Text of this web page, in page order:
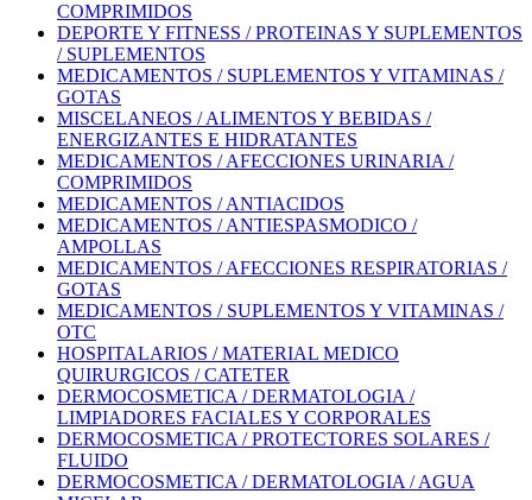
COMPRIMIDOS
DEPORTE Y FITNESS / PROTEINAS Y SUPLEMENTOS
/ SUPLEMENTOS
MEDICAMENTOS / SUPLEMENTOS Y VITAMINAS /
GOTAS
MISCELANEOS / ALIMENTOS Y BEBIDAS /
ENERGIZANTES E HIDRATANTES
MEDICAMENTOS / AFECCIONES URINARIA /
COMPRIMIDOS
MEDICAMENTOS / ANTIACIDOS
MEDICAMENTOS / ANTIESPASMODICO /
AMPOLLAS
MEDICAMENTOS / AFECCIONES RESPIRATORIAS /
GOTAS
MEDICAMENTOS / SUPLEMENTOS Y VITAMINAS /
OTC
HOSPITALARIOS / MATERIAL MEDICO
QUIRURGICOS / CATETER
DERMOCOSMETICA / DERMATOLOGIA /
LIMPIADORES FACIALES Y CORPORALES
DERMOCOSMETICA / PROTECTORES SOLARES /
FLUIDO
DERMOCOSMETICA / DERMATOLOGIA / AGUA